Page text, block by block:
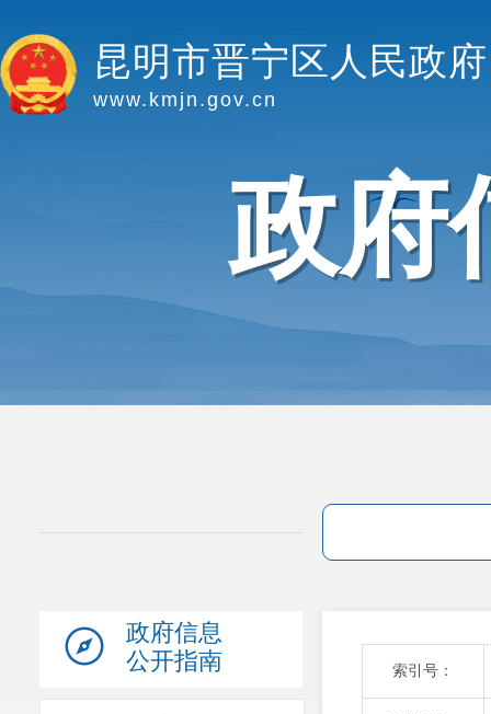
昆明市晋宁区人民政府
www.kmjn.gov.cn
政府
政府信息
公开指南
索引号：